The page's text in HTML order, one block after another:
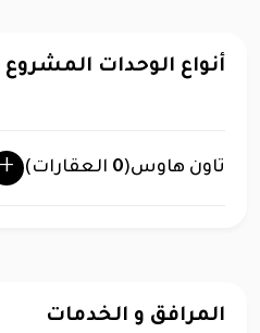
أنواع الوحدات المشروع
تاون هاوس(
0
المرافق و الخدمات